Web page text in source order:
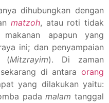
dihubungkan dengan
matzoh, atau roti tidak
apapun yang
ini; dan penyampaian
Mitzrayim). Di zaman
di antara orang
yang dilakukan yaitu:
padamalam tanggal